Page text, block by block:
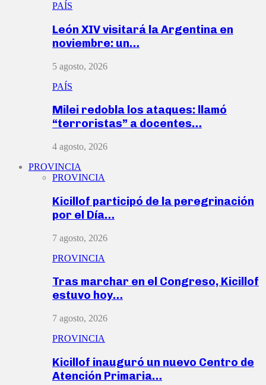
PAÍS
León XIV visitará la Argentina en
noviembre: un…
5 agosto, 2026
PAÍS
Milei redobla los ataques: llamó
“terroristas” a docentes…
4 agosto, 2026
PROVINCIA
PROVINCIA
Kicillof participó de la peregrinación
por el Día…
7 agosto, 2026
PROVINCIA
Tras marchar en el Congreso, Kicillof
estuvo hoy…
7 agosto, 2026
PROVINCIA
Kicillof inauguró un nuevo Centro de
Atención Primaria…